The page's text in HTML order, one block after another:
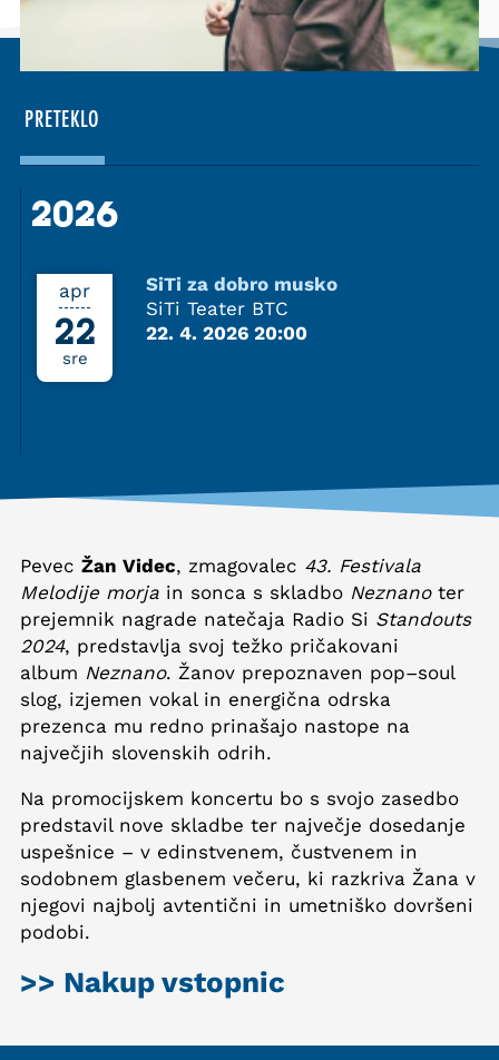
PRETEKLO
2026
2026
apr
22
sre
SiTi za dobro musko
SiTi Teater BTC
22. 4. 2026 20:00
Pevec Žan Videc, zmagovalec 43. Festivala
Melodije morja in sonca s skladbo Neznanoter
prejemnik nagrade natečaja Radio Si Standouts
2024, predstavlja svoj težko pričakovani
album Neznano. Žanov prepoznaven pop–soul
slog, izjemen vokal in energična odrska
prezenca mu redno prinašajo nastope na
največjih slovenskih odrih.
Na promocijskem koncertu bo s svojo zasedbo
predstavil nove skladbe ter največje dosedanje
uspešnice – v edinstvenem, čustvenem in
sodobnem glasbenem večeru, ki razkriva Žana v
njegovi najbolj avtentični in umetniško dovršeni
podobi.
>> Nakup vstopnic